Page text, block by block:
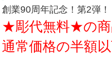
創業90周年記念！第2弾！
★彫代無料★の商
通常価格の半額